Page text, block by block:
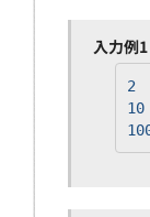
入力例1
2
10